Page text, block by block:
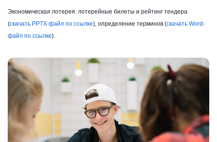
Экономическая лотерея: лотерейные билеты и рейтинг тендера
(скачать PPTX-файл по ссылке), определение терминов (скачать Word-
файл по ссылке).